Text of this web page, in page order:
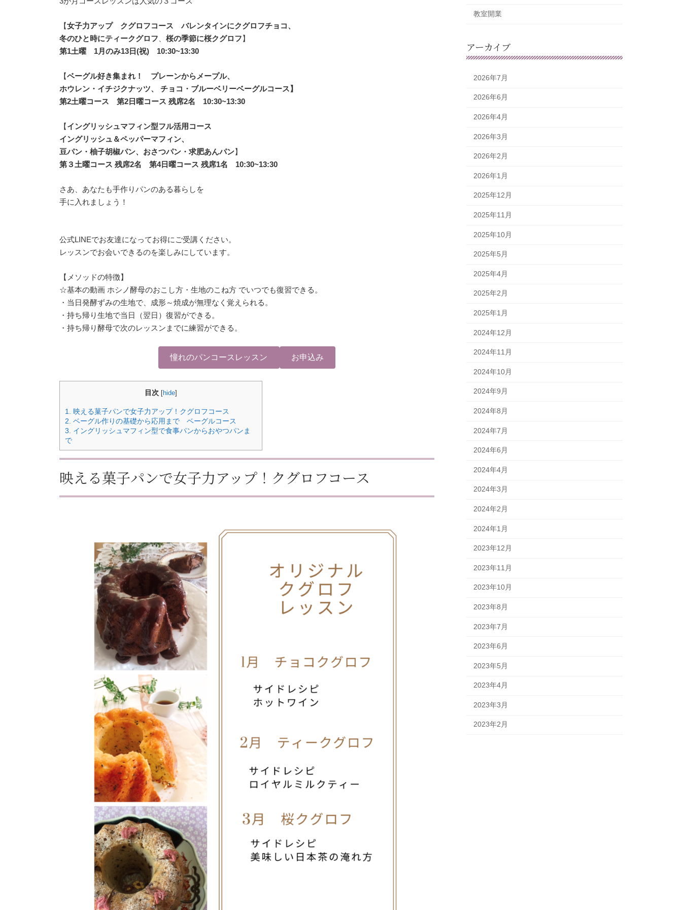
【女子力アップ クグロフコース バレンタインにクグロフチョコ、
冬のひと時にティークグロフ
桜の季節に桜クグロフ】
第1土曜 1月のみ13日(祝) 10:30~13:30
【ベーグル好き集まれ！ プレーンからメープル、
ホウレン・イチジクナッツ、 チョコ・ブルーベリーベーグルコース】
第2土曜コース 第2日曜コース 残席2名 10:30~13:30
【イングリッシュマフィン型フル活用コース
イングリッシュ＆ペッパーマフィン、
豆パン・柚子胡椒パン、おさつパン・求肥あんパン】
第３土曜コース 残席2名 第4日曜コース 残席1名 10:30~13:30
さあ、あなたも手作りパンのある暮らしを
手に入れましょう！
公式LINEでお友達になってお得にご受講ください。
レッスンでお会いできるのを楽しみにしています。
【メソッドの特徴】
☆基本の動画 ホシノ酵母のおこし方・生地のこね方 でいつでも復習できる。
・当日発酵ずみの生地で、成形～焼成が無理なく覚えられる。
・持ち帰り生地で当日（翌日）復習ができる。
・持ち帰り酵母で次のレッスンまでに練習ができる。
憧れのパンコースレッスン お申込み
目次 [hide]
1.
映える菓子パンで女子力アップ！クグロフコース
2. ベーグル作りの基礎から応用まで ベーグルコース
3.
イングリッシュマフィン型で食事パンからおやつパンま
で
映える菓子パンで女子力アップ！クグロフコース
教室開業
アーカイブ
2026年7月
2026年6月
2026年4月
2026年3月
2026年2月
2026年1月
2025年12月
2025年11月
2025年10月
2025年5月
2025年4月
2025年2月
2025年1月
2024年12月
2024年11月
2024年10月
2024年9月
2024年8月
2024年7月
2024年6月
2024年4月
2024年3月
2024年2月
2024年1月
2023年12月
2023年11月
2023年10月
2023年8月
2023年7月
2023年6月
2023年5月
2023年4月
2023年3月
2023年2月